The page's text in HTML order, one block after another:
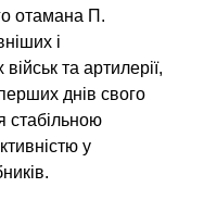
отамана П.
і
та артилерії,
днів свого
стабільною
у